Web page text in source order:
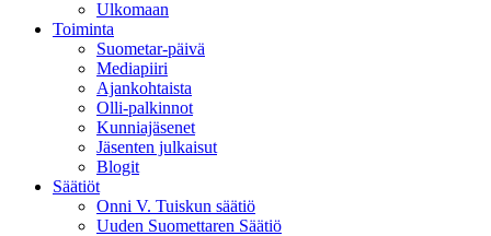
Ulkomaan
Toiminta
Suometar-päivä
Mediapiiri
Ajankohtaista
Olli-palkinnot
Kunniajäsenet
Jäsenten julkaisut
Blogit
Säätiöt
Onni V. Tuiskun säätiö
Uuden Suomettaren Säätiö